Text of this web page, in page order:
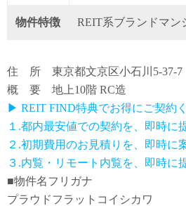
物件特徴 REIT系ブランドマン
住 所 東京都文京区小石川5-37-7
概 要 地上10階 RC造
▶ REIT FIND特典でお得にご契約
１.都内最安値での契約を、即時に
２.初期費用のお見積りを、即時に
３.内覧・リモート内覧を、即時に
■物件名フリガナ
プラウドフラットコイシカワ